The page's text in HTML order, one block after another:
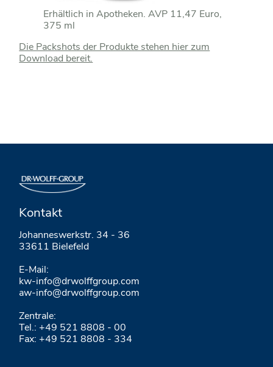
Erhältlich in Apotheken. AVP 11,47 Euro,
375 ml
Die Packshots der Produkte stehen hier zum
Download bereit.
Kontakt
Johanneswerkstr. 34 - 36
33611 Bielefeld
E-Mail:
kw-info@drwolffgroup.com
aw-info@drwolffgroup.com
Zentrale:
Tel.: +49 521 8808 - 00
Fax: +49 521 8808 - 334